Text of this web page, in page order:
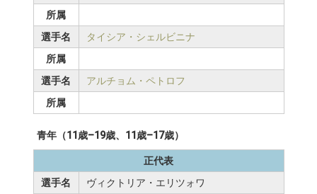
所属
選手名
タイシア・シェルビニナ
所属
選手名
アルチョム・ペトロフ
所属
青年（11歳–19歳、11歳–17歳）
正代表
選手名
ヴィクトリア・エリツォワ